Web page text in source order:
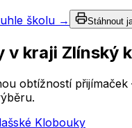
školu → Stáhnout
v kraji Zlínský
obtížností
Klobouky